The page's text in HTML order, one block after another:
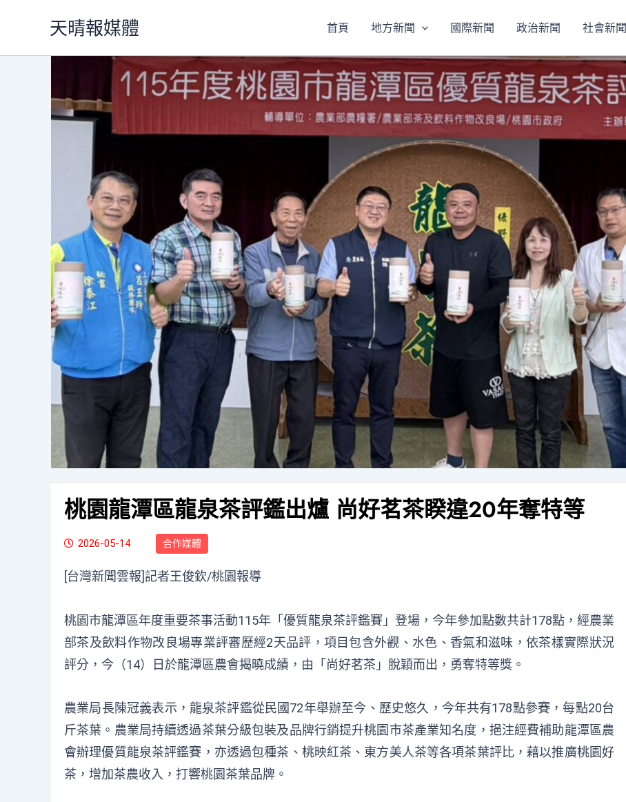
天晴報媒體 首頁 地方新聞 國際新聞 政治新聞 社會新聞
桃園龍潭區龍泉茶評鑑出爐 尚好茗茶睽違20年奪特等
2026-05-14 合作媒體
[台灣新聞雲報]記者王俊欽/桃園報導
桃園市龍潭區年度重要茶事活動115年「優質龍泉茶評鑑賽」登場，今年參加點數共計178點，經農業
部茶及飲料作物改良場專業評審歷經2天品評，項目包含外觀、水色、香氣和滋味，依茶樣實際狀況
評分，今（14）日於龍潭區農會揭曉成績，由「尚好茗茶」脫穎而出，勇奪特等獎。
農業局長陳冠義表示，龍泉茶評鑑從民國72年舉辦至今、歷史悠久，今年共有178點參賽，每點20台
斤茶葉。農業局持續透過茶葉分級包裝及品牌行銷提升桃園市茶產業知名度，挹注經費補助龍潭區農
會辦理優質龍泉茶評鑑賽，亦透過包種茶、桃映紅茶、東方美人茶等各項茶葉評比，藉以推廣桃園好
茶，增加茶農收入，打響桃園茶葉品牌。